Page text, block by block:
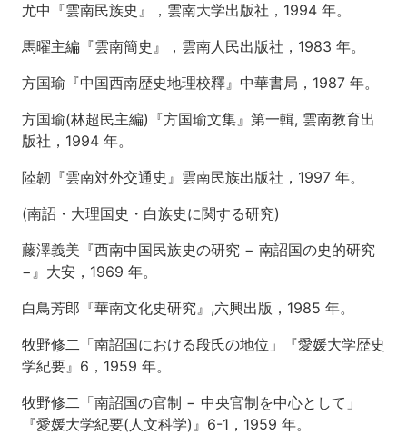
朝:
西
南
の
「発
見」
と
中
会
成
立
回
唐
の
尤中『雲南民族史』，雲南大学出版社，1994 年。
馬曜主編『雲南簡史』，雲南人民出版社，1983 年。
方国瑜『中国西南歴史地理校釋』中華書局，1987 年。
方国瑜(林超民主編)『方国瑜文集』第一輯, 雲南教育出
版社，1994 年。
陸韌『雲南対外交通史』雲南民族出版社，1997 年。
(南詔・大理国史・白族史に関する研究)
藤澤義美『西南中国民族史の研究 − 南詔国の史的研究
−』大安，1969 年。
白鳥芳郎『華南文化史研究』,六興出版，1985 年。
牧野修二「南詔国における段氏の地位」『愛媛大学歴史
学紀要』6，1959 年。
牧野修二「南詔国の官制 − 中央官制を中心として」
『愛媛大学紀要(人文科学)』6-1，1959 年。